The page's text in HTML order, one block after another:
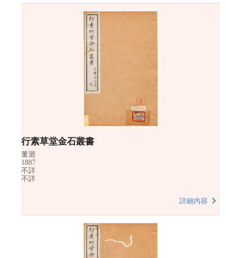
行素草堂金石叢書
董迴
1887
不詳
不詳
詳細內容